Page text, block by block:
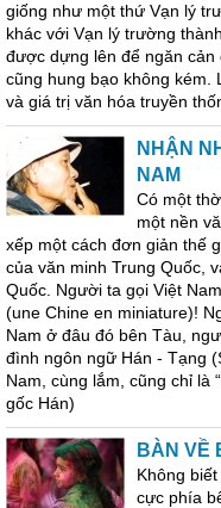
giống như một thứ Vạn lý
khác với Vạn lý trường
được dựng lên để ngăn cản
cũng hung bạo không kém.
và giá trị văn hóa truyền
NHẬN
NAM
Có một
một nền
xếp một cách đơn giản thế
của văn minh Trung Quốc,
Quốc. Người ta gọi Việt
(une Chine en miniature)!
Nam ở đâu đó bên Tàu,
đình ngôn ngữ Hán - Tạng
Nam, cùng lắm, cũng chỉ là
gốc Hán)
BÀN VỀ
Không
cực phía